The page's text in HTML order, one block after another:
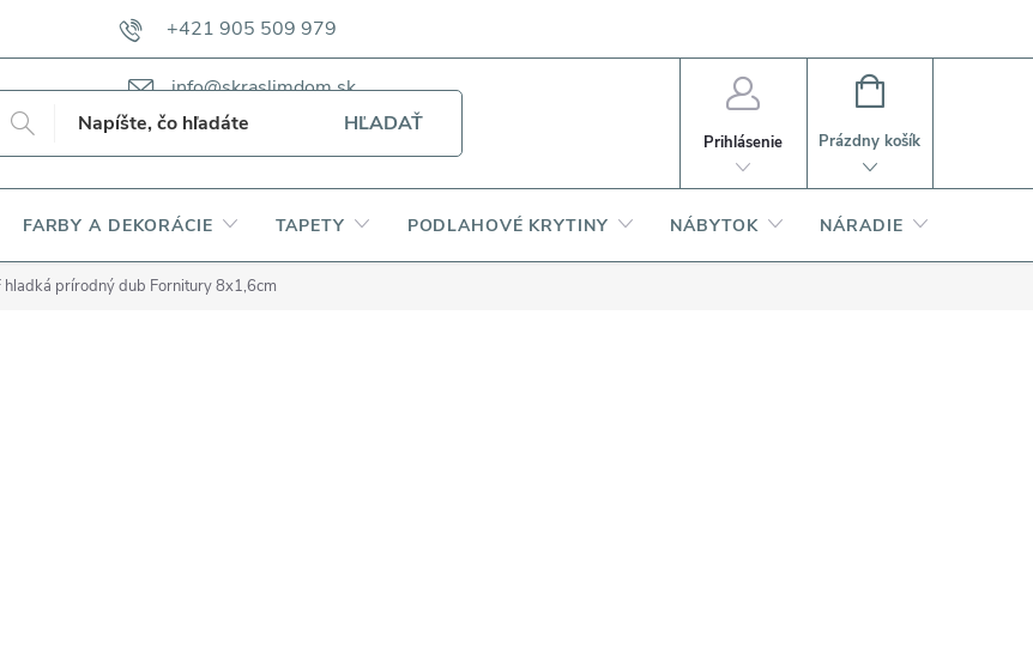
+421 905 509 979
info@skraslimdom.sk
VZORKOVNÍKY TKANÍN CAMFERO VZORKOVNÍK TKANÍN DAPPI
HĽADAŤ
Prihlásenie
NÁKUPNÝ
Prázdny košík
FARBY A DEKORÁCIE TAPETY PODLAHOVÉ KRYTINY NÁBYTOK NÁRADIE
hladká prírodný dub Fornitury 8x1,6cm